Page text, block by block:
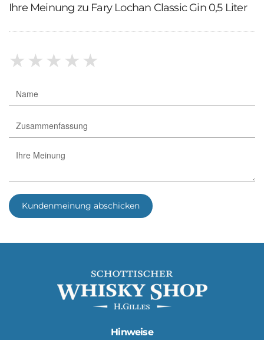
Ihre Meinung zu Fary Lochan Classic Gin 0,5 Liter
★★★★★
Kundenmeinung abschicken
Hinweise